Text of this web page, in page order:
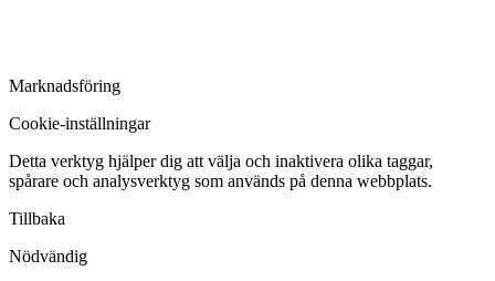
Marknadsföring
Cookie-inställningar
Detta verktyg hjälper dig att välja och inaktivera olika taggar,
spårare och analysverktyg som används på denna webbplats.
Tillbaka
Nödvändig